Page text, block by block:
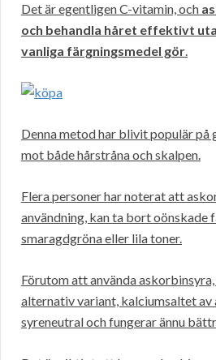
Det är egentligen C-vitamin, och
och behandla håret effektivt
vanliga färgningsmedel gör.
Denna metod har blivit populär på
mot både hårstråna och skalpen.
Flera personer har noterat att
användning, kan ta bort oönskade
smaragdgröna eller lila toner.
Förutom att använda
alternativ variant, kalciumsaltet av
syreneutral och fungerar ännu